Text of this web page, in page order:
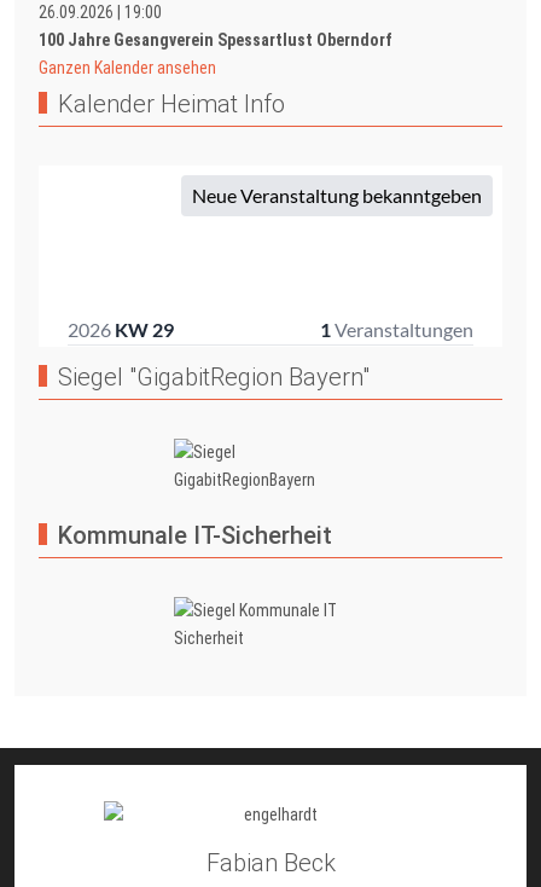
26.09.2026
19:00
100 Jahre Gesangverein Spessartlust Oberndorf
Ganzen Kalender ansehen
Kalender Heimat Info
Siegel "GigabitRegion Bayern"
Kommunale IT-Sicherheit
Fabian Beck